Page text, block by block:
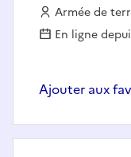
Employeur :
Armée de
En ligne
Ajouter aux